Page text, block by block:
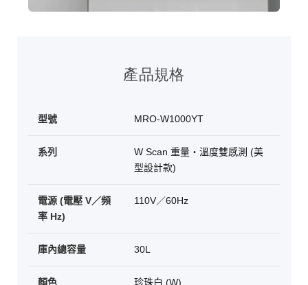
產品規格
型號 MRO-W1000YT
系列
W Scan 重量・溫度雙感測 (美
型設計款)
電源 (電壓 V／頻
率 Hz)
110V／60Hz
庫內總容量 30L
顏色 珍珠白 (W)